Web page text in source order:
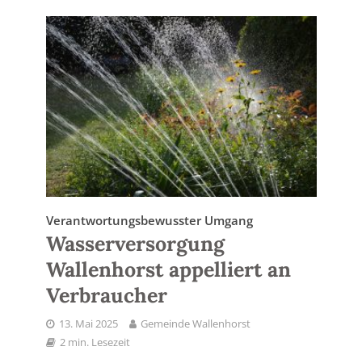
Verantwortungsbewusster Umgang
Wasserversorgung
Wallenhorst appelliert an
Verbraucher
13. Mai 2025
Gemeinde Wallenhorst
2 min. Lesezeit